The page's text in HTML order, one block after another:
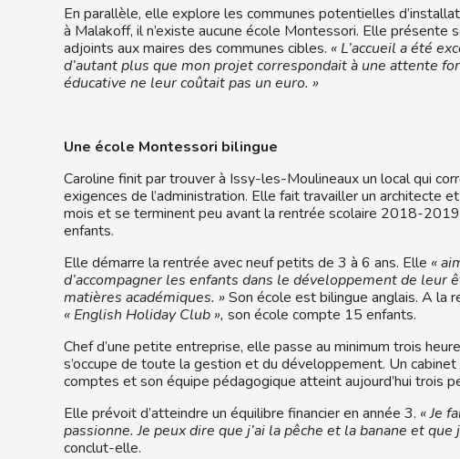
En parallèle, elle explore les communes potentielles
à Malakoff, il n’existe aucune école Montessori. Elle
adjoints aux maires des communes cibles. « L’accueil a été
d’autant plus que mon projet correspondait à une attente
éducative ne leur coûtait pas un euro. »
Une école Montessori bilingue
Caroline finit par trouver à Issy-les-Moulineaux un local qui
exigences de l’administration. Elle fait travailler un architecte
mois et se terminent peu avant la rentrée scolaire 2018-
enfants.
Elle démarre la rentrée avec neuf petits de 3 à 6 ans. Elle «
d’accompagner les enfants dans le développement de leur
matières académiques. »Son école est bilingue anglais. A la
« English Holiday Club », son école compte 15 enfants.
Chef d’une petite entreprise, elle passe au minimum trois
s’occupe de toute la gestion et du développement. Un
comptes et son équipe pédagogique atteint aujourd’hui trois
Elle prévoit d’atteindre un équilibre financier en année 3. « Je
passionne. Je peux dire que j’ai la pêche et la banane et que
conclut-elle.